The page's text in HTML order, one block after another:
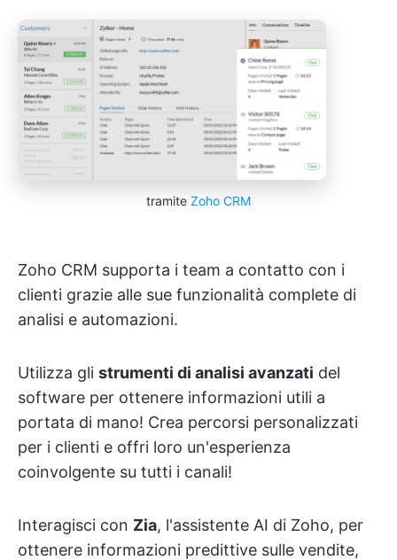
tramite Zoho CRM
Zoho CRM supporta i team a contatto con i
clienti grazie alle sue funzionalità complete di
analisi e automazioni.
Utilizza gli strumenti di analisi avanzati del
software per ottenere informazioni utili a
portata di mano! Crea percorsi personalizzati
per i clienti e offri loro un'esperienza
coinvolgente su tutti i canali!
Interagisci con Zia, l'assistente AI di Zoho, per
ottenere informazioni predittive sulle vendite,